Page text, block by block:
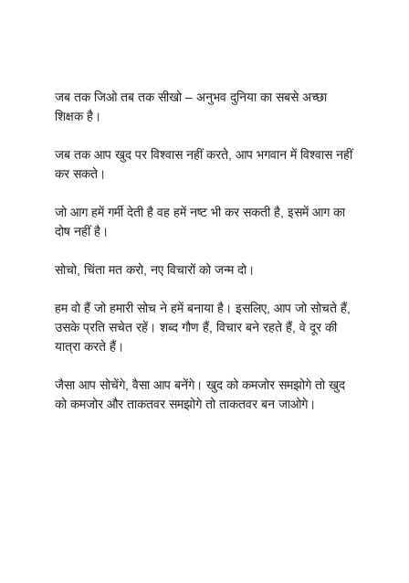
जब तक जिओ तब तक सीखो – अनुभव दुनिया का सबसे अच्छा
शिक्षक है।
जब तक आप खुद पर विश्वास नहीं करते, आप भगवान में विश्वास नहीं
कर सकते।
जो आग हमें गर्मी देती है वह हमें नष्ट भी कर सकती है, इसमें आग का
दोष नहीं है।
सोचो, चिंता मत करो, नए विचारों को जन्म दो।
हम वो हैं जो हमारी सोच ने हमें बनाया है। इसलिए, आप जो सोचते हैं,
उसके प्रति सचेत रहें। शब्द गौण हैं, विचार बने रहते हैं, वे दूर की
यात्रा करते हैं।
जैसा आप सोचेंगे, वैसा आप बनेंगे। खुद को कमजोर समझोगे तो खुद
को कमजोर और ताकतवर समझोगे तो ताकतवर बन जाओगे।